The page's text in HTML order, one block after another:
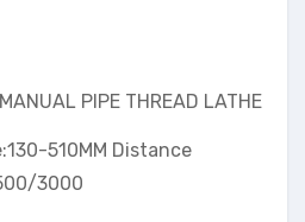
PIPE THREAD LATHE
510MM Distance
3000